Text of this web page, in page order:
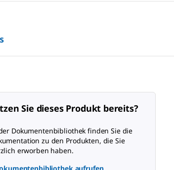
Sie dieses Produkt bereits?
Dokumentenbibliothek finden Sie die
zu den Produkten, die Sie
erworben haben.